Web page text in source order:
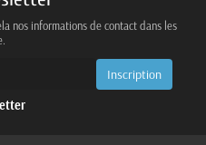
nos informations de contact dans les